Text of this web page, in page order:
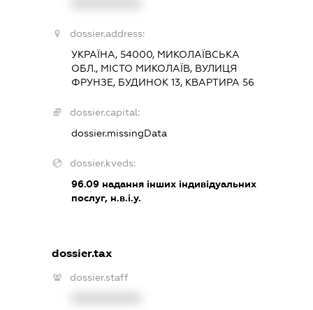
dossier.address:
УКРАЇНА, 54000, МИКОЛАЇВСЬКА
ОБЛ., МІСТО МИКОЛАЇВ, ВУЛИЦЯ
ФРУНЗЕ, БУДИНОК 13, КВАРТИРА 56
dossier.capital:
dossier.missingData
dossier.kveds:
96.09 надання інших індивідуальних
послуг, н.в.і.у.
dossier.tax
dossier.staff